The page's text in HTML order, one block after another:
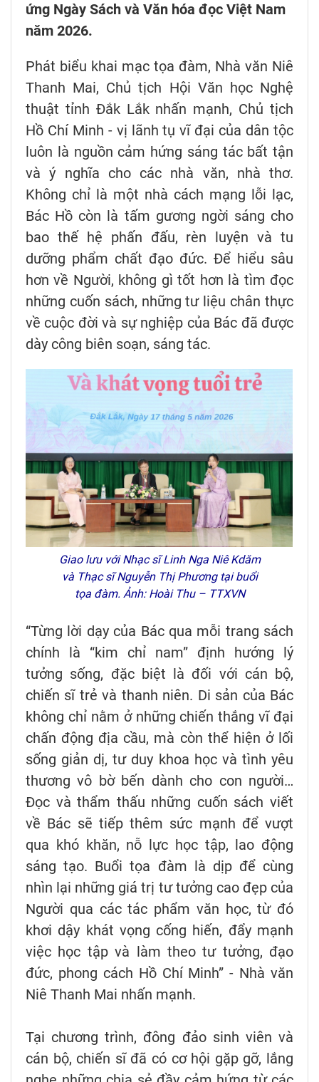
ứng Ngày Sách và Văn hóa đọc Việt Nam
năm 2026.
Phát biểu khai mạc tọa đàm, Nhà văn Niê
Thanh Mai, Chủ tịch Hội Văn học Nghệ
thuật tỉnh Đắk Lắk nhấn mạnh, Chủ tịch
Hồ Chí Minh - vị lãnh tụ vĩ đại của dân tộc
luôn là nguồn cảm hứng sáng tác bất tận
và ý nghĩa cho các nhà văn, nhà thơ.
Không chỉ là một nhà cách mạng lỗi lạc,
Bác Hồ còn là tấm gương ngời sáng cho
bao thế hệ phấn đấu, rèn luyện và tu
dưỡng phẩm chất đạo đức. Để hiểu sâu
hơn về Người, không gì tốt hơn là tìm đọc
những cuốn sách, những tư liệu chân thực
về cuộc đời và sự nghiệp của Bác đã được
dày công biên soạn, sáng tác.
Giao lưu với Nhạc sĩ Linh Nga Niê Kdăm
và Thạc sĩ Nguyễn Thị Phương tại buổi
tọa đàm. Ảnh: Hoài Thu – TTXVN
“Từng lời dạy của Bác qua mỗi trang sách
chính là “kim chỉ nam” định hướng lý
tưởng sống, đặc biệt là đối với cán bộ,
chiến sĩ trẻ và thanh niên. Di sản của Bác
không chỉ nằm ở những chiến thắng vĩ đại
chấn động địa cầu, mà còn thể hiện ở lối
sống giản dị, tư duy khoa học và tình yêu
thương vô bờ bến dành cho con người…
Đọc và thẩm thấu những cuốn sách viết
về Bác sẽ tiếp thêm sức mạnh để vượt
qua khó khăn, nỗ lực học tập, lao động
sáng tạo. Buổi tọa đàm là dịp để cùng
nhìn lại những giá trị tư tưởng cao đẹp của
Người qua các tác phẩm văn học, từ đó
khơi dậy khát vọng cống hiến, đẩy mạnh
việc học tập và làm theo tư tưởng, đạo
đức, phong cách Hồ Chí Minh” - Nhà văn
Niê Thanh Mai nhấn mạnh.
Tại chương trình, đông đảo sinh viên và
cán bộ, chiến sĩ đã có cơ hội gặp gỡ, lắng